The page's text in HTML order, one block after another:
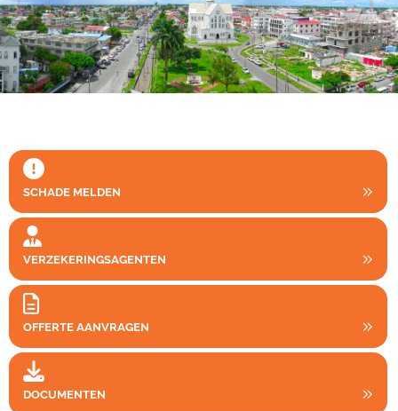
SCHADE MELDEN
VERZEKERINGSAGENTEN
OFFERTE AANVRAGEN
DOCUMENTEN